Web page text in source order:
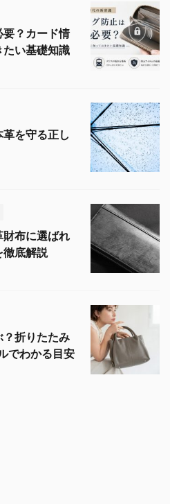
要？カード情
い基礎知識
を守る正し
布に選ばれ
徹底解説
折りたたみ
でわかる目安